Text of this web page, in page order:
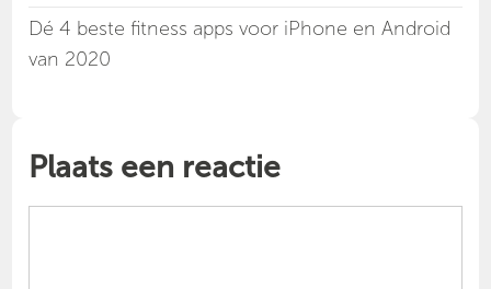
Dé 4 beste fitness apps voor iPhone en Android
van 2020
Plaats een reactie